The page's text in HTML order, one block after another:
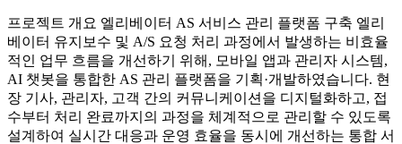
프로젝트 개요 엘리베이터 AS 서비스 관리 플랫폼 구축 엘리
베이터 유지보수 및 A/S 요청 처리 과정에서 발생하는 비효율
적인 업무 흐름을 개선하기 위해, 모바일 앱과 관리자 시스템,
AI 챗봇을 통합한 AS 관리 플랫폼을 기획·개발하였습니다. 현
장 기사, 관리자, 고객 간의 커뮤니케이션을 디지털화하고, 접
수부터 처리 완료까지의 과정을 체계적으로 관리할 수 있도록
설계하여 실시간 대응과 운영 효율을 동시에 개선하는 통합 서